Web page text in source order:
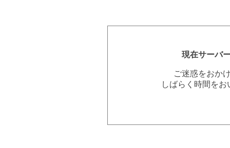
現在サーバ
ご迷惑をおか
しばらく時間を